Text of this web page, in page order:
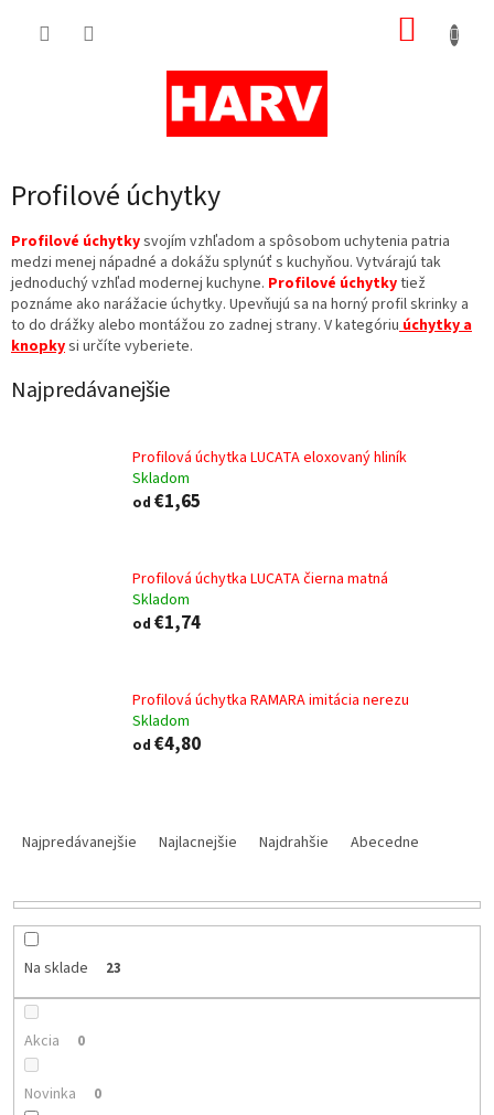
Profilové úchytky
Profilové úchytkysvojím vzhľadom a spôsobom uchytenia patria
medzi menej nápadné a dokážu splynúť s kuchyňou. Vytvárajú tak
jednoduchý vzhľad modernej kuchyne. Profilové úchytkytiež
poznáme ako narážacie úchytky. Upevňujú sa na horný profil skrinky a
to do drážky alebo montážou zo zadnej strany. V kategóriu úchytky a
knopkysi určíte vyberiete.
Najpredávanejšie
Profilová úchytka LUCATA eloxovaný hliník
Skladom
od €1,65
Profilová úchytka LUCATA čierna matná
Skladom
od €1,74
Profilová úchytka RAMARA imitácia nerezu
Skladom
od €4,80
n
Najpredávanejšie Najlacnejšie Najdrahšie Abecedne
Na sklade 23
Akcia 0
Novinka 0